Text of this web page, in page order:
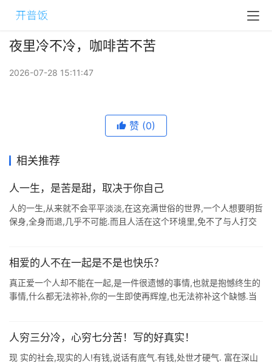
夜里冷不冷，咖啡苦不苦
2026-07-28 15:11:47
赞 (0)
相关推荐
人一生，是苦是甜，取决于你自己
人的一生,从来就不会平平淡淡,在这充满世俗的世界,一个人想要明哲
保身,全身而退,几乎不可能.而且人活在这个环境里,免不了与人打交
相爱的人不在一起是不是也快乐？
真正爱一个人却不能在一起,是一件很遗憾的事情,也就是抱憾终生的
事情,什么都无法祢补,你的一生即使再辉煌,也无法祢补这个缺憾.当
人穷三分冷，心穷七分苦！写的好真实！
现 实的社会,现实的人!有钱,说话有底气.有钱,处世才硬气. 富在深山